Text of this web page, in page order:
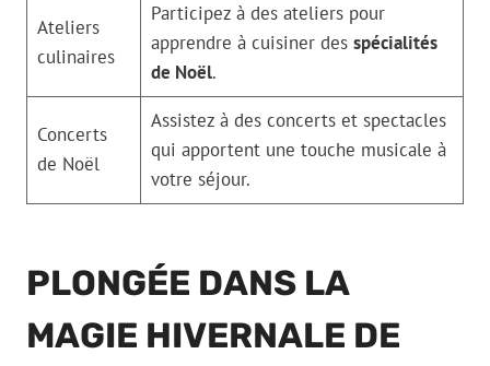
Ateliers
culinaires
Participez à des ateliers pour
apprendre à cuisiner des spécialités
de Noël.
Concerts
de Noël
Assistez à des concerts et spectacles
qui apportent une touche musicale à
votre séjour.
PLONGÉE DANS LA
MAGIE HIVERNALE DE